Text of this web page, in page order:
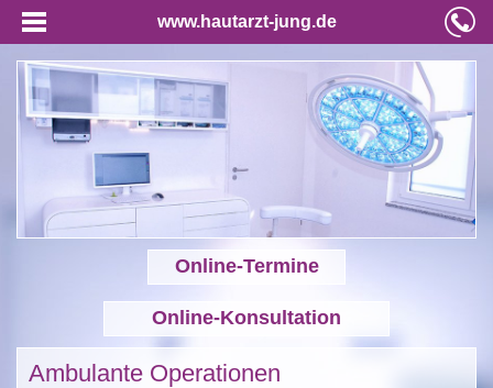
www.hautarzt-jung.de
Online-Termine
Online-Konsultation
Ambulante Operationen